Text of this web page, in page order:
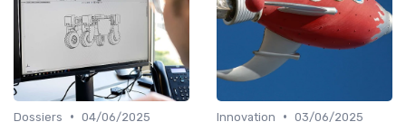
Dossiers • 04/06/2025
Innovation • 03/06/2025